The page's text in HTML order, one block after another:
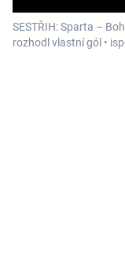
SESTŘIH: Sparta –
rozhodl vlastní gól •